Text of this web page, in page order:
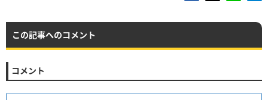
この記事へのコメント
コメント